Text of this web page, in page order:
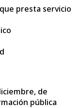
presta servicio
de
pública